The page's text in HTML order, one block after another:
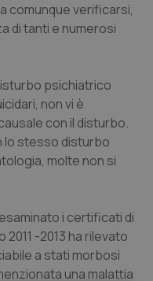
Collo
comunque verificarsi,
di tanti e numerosi
psichiatrico
non vi è
con il disturbo.
lo stesso disturbo
molte non si
i certificati di
-2013 ha rilevato
a stati morbosi
una malattia